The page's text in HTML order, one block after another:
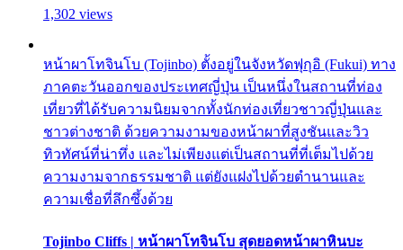
1,302 views
หน้าผาโทจินโบ (Tojinbo) ตั้งอยู่ในจังหวัดฟุกุอิ (Fukui) ทาง
ภาคตะวันออกของประเทศญี่ปุ่น เป็นหนึ่งในสถานที่ท่อง
เที่ยวที่ได้รับความนิยมจากทั้งนักท่องเที่ยวชาวญี่ปุ่นและ
ชาวต่างชาติ ด้วยความงามของหน้าผาที่สูงชันและวิว
ทิวทัศน์ที่น่าทึ่ง และไม่เพียงแต่เป็นสถานที่ที่เต็มไปด้วย
ความงามจากธรรมชาติ แต่ยังแฝงไปด้วยตำนานและ
ความเชื่อที่ลึกซึ้งด้วย
Tojinbo Cliffs | หน้าผาโทจินโบ สุดยอดหน้าผาหินบะ